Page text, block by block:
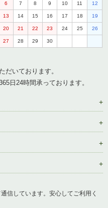
6 7 8 9 10 11 12
13 14 15 16 17 18 19
20 21 22 23 24 25 26
27 28 29 30
だいております。
日24時間承っております。
信しています。安心してご利用く